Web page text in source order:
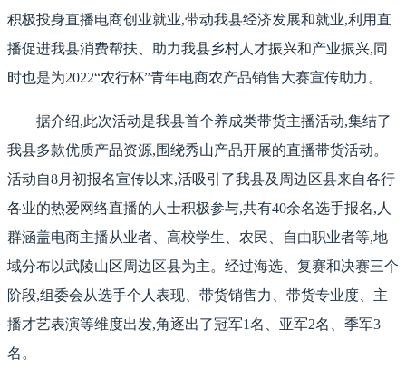
积极投身直播电商创业就业,带动我县经济发展和就业,利用直
播促进我县消费帮扶、助力我县乡村人才振兴和产业振兴,同
时也是为2022“农行杯”青年电商农产品销售大赛宣传助力。
据介绍,此次活动是我县首个养成类带货主播活动,集结了
我县多款优质产品资源,围绕秀山产品开展的直播带货活动。
活动自8月初报名宣传以来,活吸引了我县及周边区县来自各行
各业的热爱网络直播的人士积极参与,共有40余名选手报名,人
群涵盖电商主播从业者、高校学生、农民、自由职业者等,地
域分布以武陵山区周边区县为主。经过海选、复赛和决赛三个
阶段,组委会从选手个人表现、带货销售力、带货专业度、主
播才艺表演等维度出发,角逐出了冠军1名、亚军2名、季军3
名。